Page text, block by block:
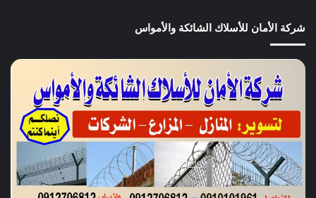
شركة الأمان للأسلاك الشائكة والأمواس